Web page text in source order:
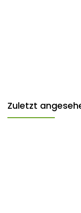
Zuletzt